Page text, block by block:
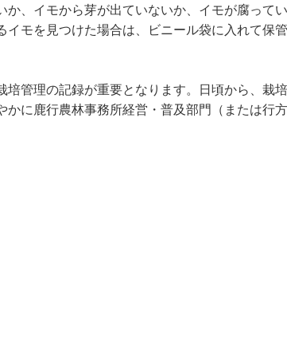
、イモから芽が出ていないか、イモが腐って
モを見つけた場合は、ビニール袋に入れて保
管理の記録が重要となります。日頃から、栽
に鹿行農林事務所経営・普及部門（または行